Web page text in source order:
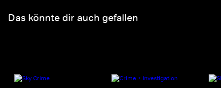
Das könnte dir auch gefallen